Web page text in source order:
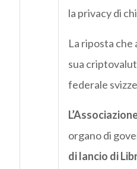
la privacy di
La riposta che
sua
federale
organo di
di lancio di